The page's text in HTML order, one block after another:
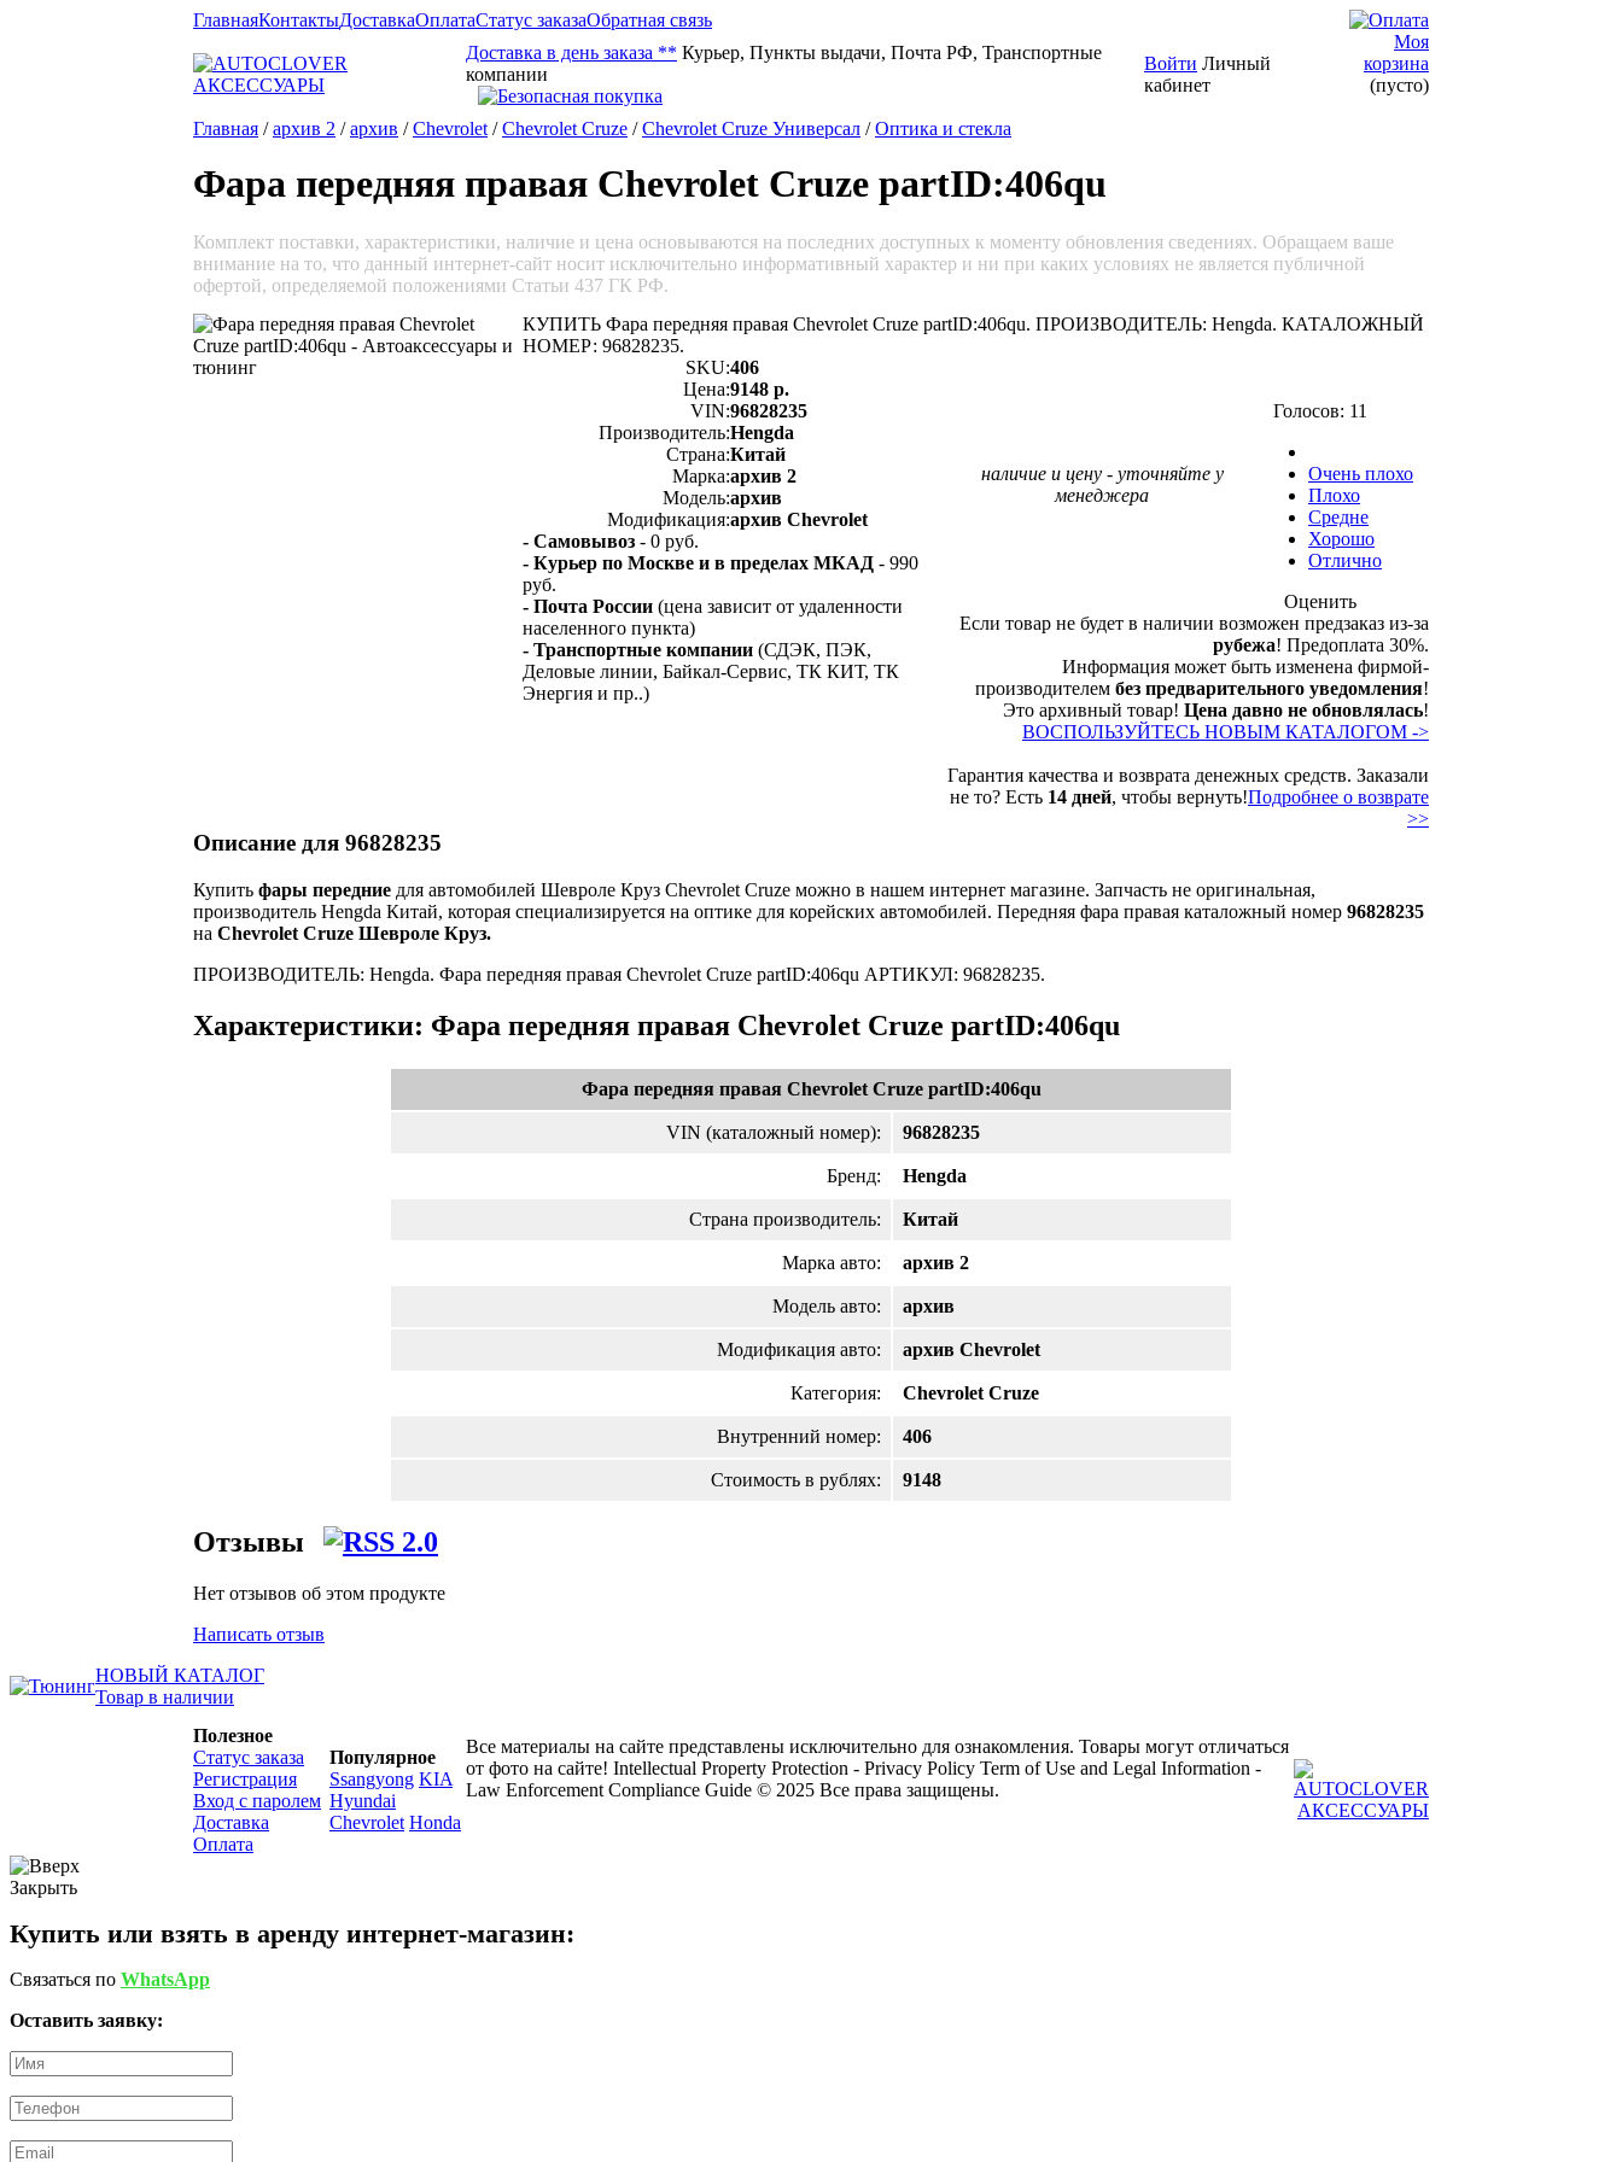
ГлавнаяКонтактыДоставкаОплатаСтатус заказаОбратная связь
Доставка в день заказа ** Курьер, Пункты выдачи, Почта РФ, Транспортные
компании
Войти Личный
кабинет
Моя
корзина
(пусто)
Главная /архив 2 /архив /Chevrolet /Chevrolet Cruze /Chevrolet Cruze Универсал /Оптика и стекла
Фара передняя правая Chevrolet Cruze partID:406qu
Комплект поставки, характеристики, наличие и цена основываются на последних доступных к моменту обновления сведениях. Обращаем ваше
внимание на то, что данный интернет-сайт носит исключительно информативный характер и ни при каких условиях не является публичной
офертой, определяемой положениями Статьи 437 ГК РФ.
КУПИТЬ Фара передняя правая Chevrolet Cruze partID:406qu. ПРОИЗВОДИТЕЛЬ: Hengda. КАТАЛОЖНЫЙ
НОМЕР: 96828235.
SKU:406
Цена:9148 р.
VIN:96828235
Производитель:Hengda
Страна:Китай
Марка:архив 2
Модель:архив
Модификация:архив Chevrolet
- Самовывоз - 0 руб.
- Курьер по Москве и в пределах МКАД - 990
руб.
- Почта России (цена зависит от удаленности
населенного пункта)
- Транспортные компании (СДЭК, ПЭК,
Деловые линии, Байкал-Сервис, ТК КИТ, ТК
Энергия и пр..)
наличие и цену - уточняйте у
менеджера
Голосов: 11
Очень плохо
Плохо
Средне
Хорошо
Отлично
Оценить
Если товар не будет в наличии возможен предзаказ из-за
рубежа! Предоплата 30%.
Информация может быть изменена фирмой-
производителем без предварительного уведомления!
Это архивный товар! Цена давно не обновлялась!
ВОСПОЛЬЗУЙТЕСЬ НОВЫМ КАТАЛОГОМ ->
Гарантия качества и возврата денежных средств. Заказали
не то? Есть 14 дней, чтобы вернуть!Подробнее о возврате
>>
Описание для 96828235
Купить фары передние для автомобилей Шевроле Круз Chevrolet Cruze можно в нашем интернет магазине. Запчасть не оригинальная,
производитель Hengda Китай, которая специализируется на оптике для корейских автомобилей. Передняя фара правая каталожный номер 96828235
на Chevrolet Cruze Шевроле Круз.
ПРОИЗВОДИТЕЛЬ: Hengda. Фара передняя правая Chevrolet Cruze partID:406qu АРТИКУЛ: 96828235.
Характеристики: Фара передняя правая Chevrolet Cruze partID:406qu
Фара передняя правая Chevrolet Cruze partID:406qu
VIN (каталожный номер): 96828235
Бренд: Hengda
Страна производитель: Китай
Марка авто: архив 2
Модель авто: архив
Модификация авто: архив Chevrolet
Категория: Chevrolet Cruze
Внутренний номер: 406
Стоимость в рублях: 9148
Отзывы
Нет отзывов об этом продукте
Написать отзыв
НОВЫЙ КАТАЛОГ
Товар в наличии
Полезное
Статус заказа
Регистрация
Вход с паролем
Доставка
Оплата
Популярное
Ssangyong KIA
Hyundai
Chevrolet Honda
Все материалы на сайте представлены исключительно для ознакомления. Товары могут отличаться
от фото на сайте! Intellectual Property Protection - Privacy Policy Term of Use and Legal Information -
Law Enforcement Compliance Guide © 2025 Все права защищены.
Закрыть
Купить или взять в аренду интернет-магазин:
Связаться по WhatsApp
Оставить заявку: